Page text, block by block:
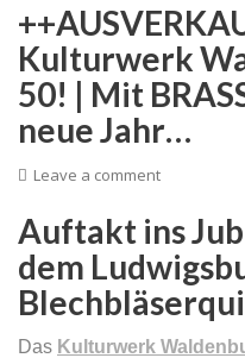
Kulturwerk
50! | Mit
neue Jahr…
Leave a comment
Auftakt ins
dem
Das Kulturwerk